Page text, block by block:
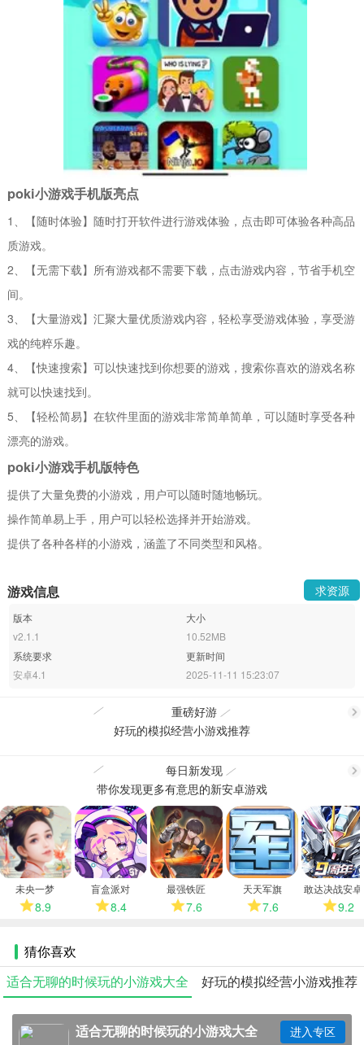
poki小游戏手机版亮点
1、【随时体验】随时打开软件进行游戏体验，点击即可体验各种高品
质游戏。
2、【无需下载】所有游戏都不需要下载，点击游戏内容，节省手机空
间。
3、【大量游戏】汇聚大量优质游戏内容，轻松享受游戏体验，享受游
戏的纯粹乐趣。
4、【快速搜索】可以快速找到你想要的游戏，搜索你喜欢的游戏名称
就可以快速找到。
5、【轻松简易】在软件里面的游戏非常简单简单，可以随时享受各种
漂亮的游戏。
poki小游戏手机版特色
提供了大量免费的小游戏，用户可以随时随地畅玩。
操作简单易上手，用户可以轻松选择并开始游戏。
提供了各种各样的小游戏，涵盖了不同类型和风格。
游戏信息 求资源
版本
v2.1.1
大小
10.52MB
系统要求
安卓4.1
更新时间
2025-11-11 15:23:07
重磅好游
多
好玩的模拟经营小游戏推荐
每日新发现
多
带你发现更多有意思的新安卓游戏
未央一梦
8.9
盲盒派对
8.4
最强铁匠
7.6
天天军旗
7.6
敢达决战安
9.2
猜你喜欢
适合无聊的时候玩的小游戏大全
好玩的模拟经营小游戏推荐
适合无聊的时候玩的小游戏大全 进入专区